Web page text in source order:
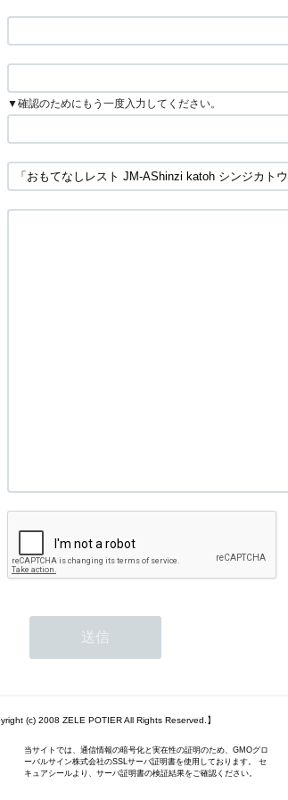
▼確認のためにもう一度入力してください。
(c) 2008 ZELE POTIER All Rights Reserved.】
当サイトでは、通信情報の暗号化と実在性の証明のため、GMOグロ
ーバルサイン株式会社のSSLサーバ証明書を使用しております。 セ
キュアシールより、サーバ証明書の検証結果をご確認ください。